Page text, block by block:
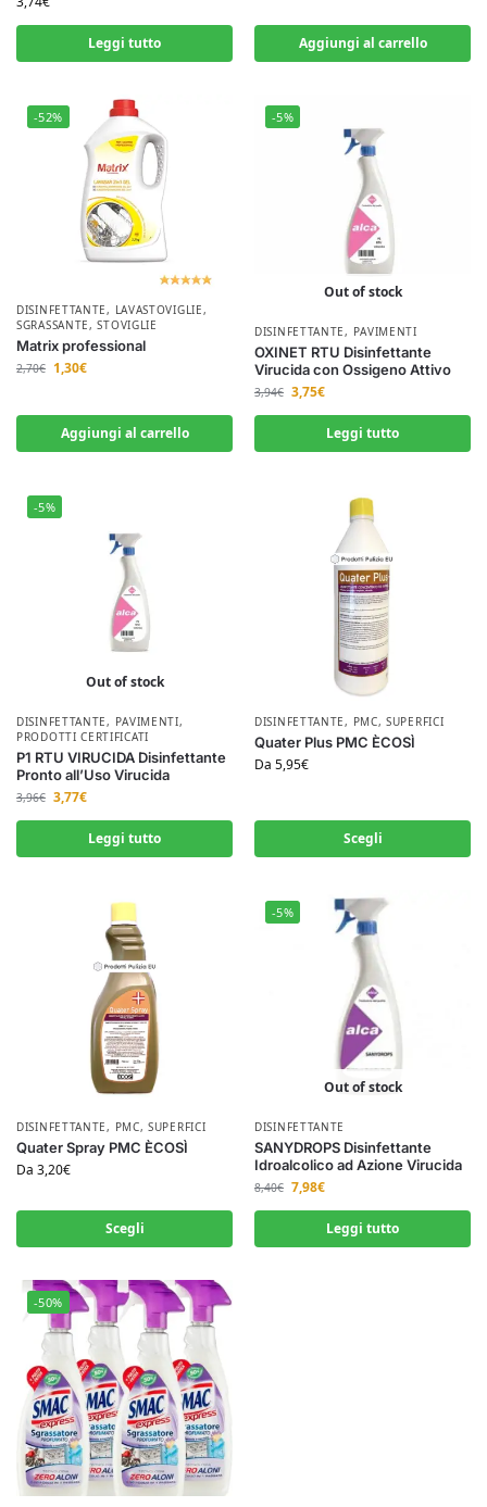
Leggi tutto Aggiungi al carrello
-52%
DISINFETTANTE, LAVASTOVIGLIE,
SGRASSANTE,STOVIGLIE
Matrix professional
2,70€ 1,30€
Aggiungi al carrello
-5%
Out of stock
DISINFETTANTE, PAVIMENTI
OXINET RTU Disinfettante
Virucida con Ossigeno Attivo
3,94€ 3,75€
Leggi tutto
-5%
Out of stock
DISINFETTANTE, PAVIMENTI,
PRODOTTI CERTIFICATI
P1 RTU VIRUCIDA Disinfettante
Pronto all’Uso Virucida
3,96€ 3,77€
Leggi tutto
DISINFETTANTE, PMC,SUPERFICI
Quater Plus PMC ÈCOSÌ
Da 5,95€
Scegli
DISINFETTANTE, PMC,SUPERFICI
Quater Spray PMC ÈCOSÌ
Da 3,20€
Scegli
-5%
Out of stock
DISINFETTANTE
SANYDROPS Disinfettante
Idroalcolico ad Azione Virucida
8,40€ 7,98€
Leggi tutto
-50%